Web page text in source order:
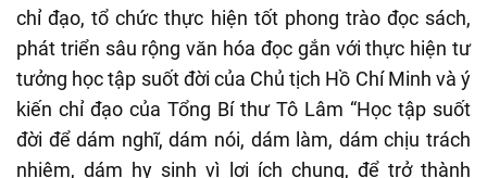
chỉ đạo, tổ chức thực hiện tốt phong trào đọc sách,
phát triển sâu rộng văn hóa đọc gắn với thực hiện tư
tưởng học tập suốt đời của Chủ tịch Hồ Chí Minh và ý
kiến chỉ đạo của Tổng Bí thư Tô Lâm “Học tập suốt
đời để dám nghĩ, dám nói, dám làm, dám chịu trách
nhiệm, dám hy sinh vì lợi ích chung, để trở thành